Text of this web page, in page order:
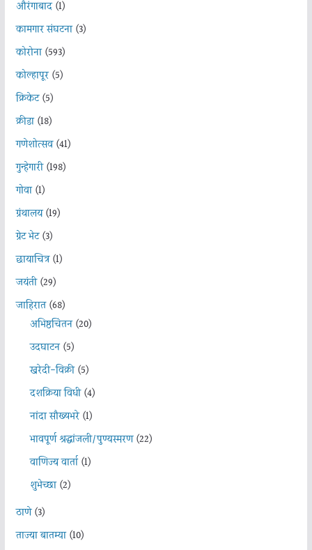
औरंगाबाद(1)
कामगार संघटना(3)
कोरोना(593)
कोल्हापूर(5)
क्रिकेट(5)
क्रीडा(18)
गणेशोत्सव(41)
गुन्हेगारी(198)
गोवा(1)
ग्रंथालय(19)
ग्रेट भेट(3)
छायाचित्र(1)
जयंती(29)
जाहिरात(68)
अभिष्ठचिंतन(20)
उदघाटन(5)
खरेदी-विक्री(5)
दशक्रिया विधी(4)
नांदा सौख्यभरे(1)
भावपूर्ण श्रद्धांजली/पुण्यस्मरण(22)
वाणिज्य वार्ता(1)
शुभेच्छा(2)
ठाणे(3)
ताज्या बातम्या(10)